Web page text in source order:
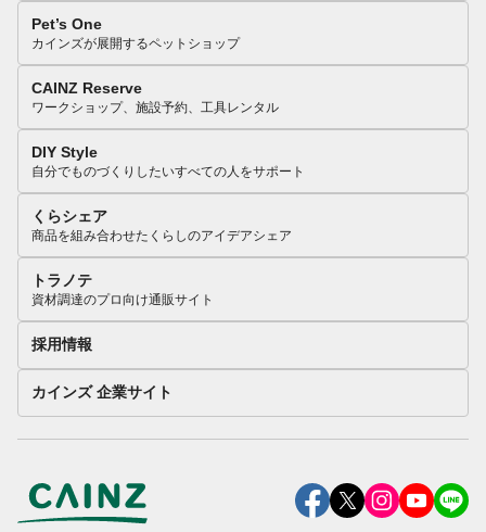
Pet’s One
カインズが展開するペットショップ
CAINZ Reserve
ワークショップ、施設予約、工具レンタル
DIY Style
自分でものづくりしたいすべての人をサポート
くらシェア
商品を組み合わせたくらしのアイデアシェア
トラノテ
資材調達のプロ向け通販サイト
採用情報
カインズ 企業サイト